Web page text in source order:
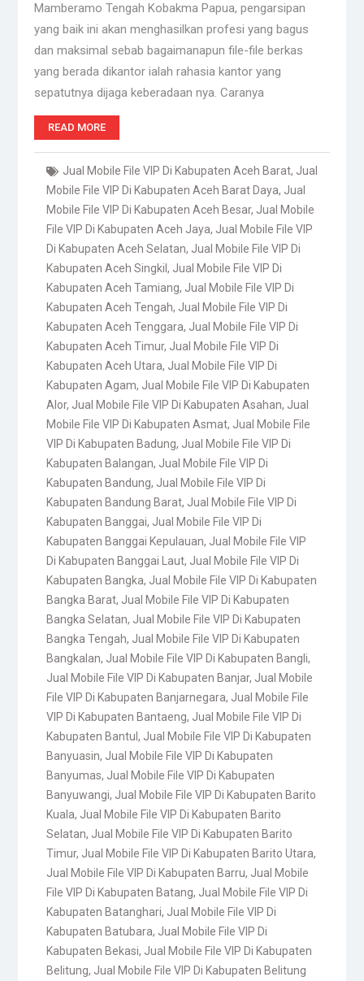
Mamberamo Tengah Kobakma Papua, pengarsipan
yang baik ini akan menghasilkan profesi yang bagus
dan maksimal sebab bagaimanapun file-file berkas
yang berada dikantor ialah rahasia kantor yang
sepatutnya dijaga keberadaan nya. Caranya
READ MORE
Jual Mobile File VIP Di Kabupaten Aceh Barat, Jual
Mobile File VIP Di Kabupaten Aceh Barat Daya, Jual
Mobile File VIP Di Kabupaten Aceh Besar, Jual Mobile
File VIP Di Kabupaten Aceh Jaya, Jual Mobile File VIP
Di Kabupaten Aceh Selatan, Jual Mobile File VIP Di
Kabupaten Aceh Singkil , Jual Mobile File VIP Di
Kabupaten Aceh Tamiang, Jual Mobile File VIP Di
Kabupaten Aceh Tengah, Jual Mobile File VIP Di
Kabupaten Aceh Tenggara, Jual Mobile File VIP Di
Kabupaten Aceh Timur, Jual Mobile File VIP Di
Kabupaten Aceh Utara, Jual Mobile File VIP Di
Kabupaten Agam, Jual Mobile File VIP Di Kabupaten
Alor, Jual Mobile File VIP Di Kabupaten Asahan, Jual
Mobile File VIP Di Kabupaten Asmat, Jual Mobile File
VIP Di Kabupaten Badung, Jual Mobile File VIP Di
Kabupaten Balangan, Jual Mobile File VIP Di
Kabupaten Bandung, Jual Mobile File VIP Di
Kabupaten Bandung Barat, Jual Mobile File VIP Di
Kabupaten Banggai, Jual Mobile File VIP Di
Kabupaten Banggai Kepulauan, Jual Mobile File VIP
Di Kabupaten Banggai Laut, Jual Mobile File VIP Di
Kabupaten Bangka, Jual Mobile File VIP Di Kabupaten
Bangka Barat, Jual Mobile File VIP Di Kabupaten
Bangka Selatan, Jual Mobile File VIP Di Kabupaten
Bangka Tengah, Jual Mobile File VIP Di Kabupaten
Bangkalan, Jual Mobile File VIP Di Kabupaten Bangli,
Jual Mobile File VIP Di Kabupaten Banjar, Jual Mobile
File VIP Di Kabupaten Banjarnegara, Jual Mobile File
VIP Di Kabupaten Bantaeng, Jual Mobile File VIP Di
Kabupaten Bantul , Jual Mobile File VIP Di Kabupaten
Banyuasin, Jual Mobile File VIP Di Kabupaten
Banyumas, Jual Mobile File VIP Di Kabupaten
Banyuwangi, Jual Mobile File VIP Di Kabupaten Barito
Kuala, Jual Mobile File VIP Di Kabupaten Barito
Selatan, Jual Mobile File VIP Di Kabupaten Barito
Timur, Jual Mobile File VIP Di Kabupaten Barito Utara,
Jual Mobile File VIP Di Kabupaten Barru, Jual Mobile
File VIP Di Kabupaten Batang, Jual Mobile File VIP Di
Kabupaten Batanghari, Jual Mobile File VIP Di
Kabupaten Batubara, Jual Mobile File VIP Di
Kabupaten Bekasi, Jual Mobile File VIP Di Kabupaten
Belitung, Jual Mobile File VIP Di Kabupaten Belitung